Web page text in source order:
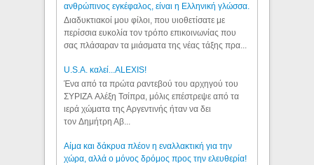
ανθρώπινος εγκέφαλος, είναι η Ελληνική γλώσσα.
Διαδυκτιακοί μου φίλοι, που υιοθετίσατε με
περίσσια ευκολία τον τρόπο επικοινωνίας που
σας πλάσαραν τα μιάσματα της νέας τάξης πρα...
U.S.A. καλεί...ALEXIS!
Ένα από τα πρώτα ραντεβού του αρχηγού του
ΣΥΡΙΖΑ Αλέξη Τσίπρα, μόλις επέστρεψε από τα
ιερά χώματα της Αργεντινής ήταν να δει
τον Δημήτρη Αβ...
Αίμα και δάκρυα πλέον η εναλλακτική για την
χώρα, αλλά ο μόνος δρόμος προς την ελευθερία!